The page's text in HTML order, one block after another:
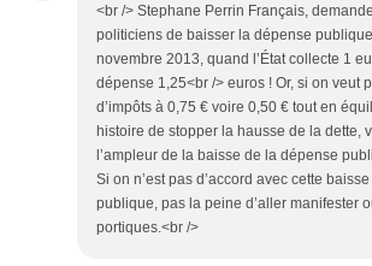
<br /> Stephane Perrin Français,
politiciens de baisser la dépense
novembre 2013, quand l’État collecte 1
dépense 1,25<br /> euros ! Or, si on veut
d’impôts à 0,75 € voire 0,50 € tout en
histoire de stopper la hausse de la dette,
l’ampleur de la baisse de la dépense
Si on n’est pas d’accord avec cette
publique, pas la peine d’aller manifester
portiques.<br />